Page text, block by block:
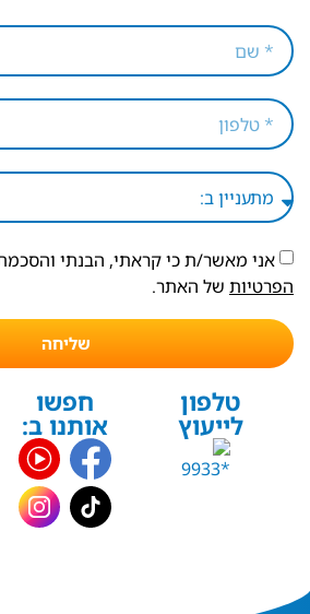
אני מאשר/ת כי קראתי, הבנתי
הפרטיות של האתר.
שליחה
טלפון
לייעוץ
חפשו
אותנו ב: